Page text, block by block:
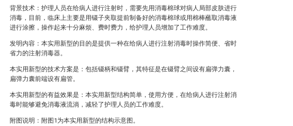
背景技术：护理人员在给病人进行注射时，需要先用消毒棉球对病人局部皮肤进行
消毒，目前，临床上主要是用镊子夹取提前制备好的消毒棉球或用棉棒蘸取消毒液
进行涂擦，操作起来十分麻烦、费时费力，给护理人员增加了工作难度。
发明内容：本实用新型的目的是提供一种在给病人进行注射消毒时操作简便、省时
省力的注射消毒器。
本实用新型的技术方案是：包括镊柄和镊臂，其特征是在镊臂之间设有扁弹力囊，
扁弹力囊前端设有扁管。
本实用新型的有益效果是：本实用新型结构简单，使用方便，在给病人进行注射消
毒时能够避免消毒液流淌，减轻了护理人员的工作难度。
附图说明：附图1为本实用新型的结构示意图。